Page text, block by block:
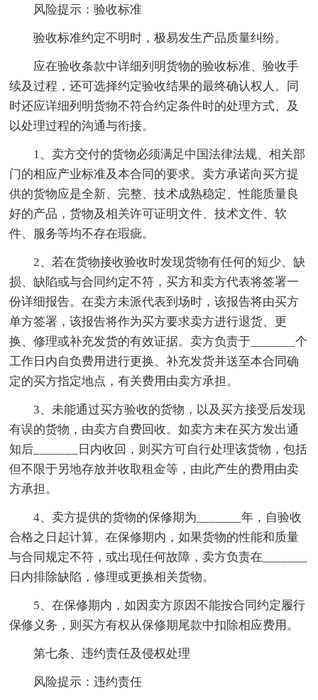
风险提示：验收标准
验收标准约定不明时，极易发生产品质量纠纷。
应在验收条款中详细列明货物的验收标准、验收手
续及过程，还可选择约定验收结果的最终确认权人。同
时还应详细列明货物不符合约定条件时的处理方式、及
以处理过程的沟通与衔接。
1、卖方交付的货物必须满足中国法律法规、相关部
门的相应产业标准及本合同的要求。卖方承诺向买方提
供的货物应是全新、完整、技术成熟稳定、性能质量良
好的产品，货物及相关许可证明文件、技术文件、软
件、服务等均不存在瑕疵。
2、若在货物接收验收时发现货物有任何的短少、缺
损、缺陷或与合同约定不符，买方和卖方代表将签署一
份详细报告。在卖方未派代表到场时，该报告将由买方
单方签署，该报告将作为买方要求卖方进行退货、更
换、修理或补充发货的有效证据。卖方负责于_______个
工作日内自负费用进行更换、补充发货并送至本合同确
定的买方指定地点，有关费用由卖方承担。
3、未能通过买方验收的货物，以及买方接受后发现
有误的货物，由卖方自费回收。如卖方未在买方发出通
知后_______日内收回，则买方可自行处理该货物，包括
但不限于另地存放并收取租金等，由此产生的费用由卖
方承担。
4、卖方提供的货物的保修期为_______年，自验收
合格之日起计算。在保修期内，如果货物的性能和质量
与合同规定不符，或出现任何故障，卖方负责在_______
日内排除缺陷，修理或更换相关货物。
5、在保修期内，如因卖方原因不能按合同约定履行
保修义务，则买方有权从保修期尾款中扣除相应费用。
第七条、违约责任及侵权处理
风险提示：违约责任